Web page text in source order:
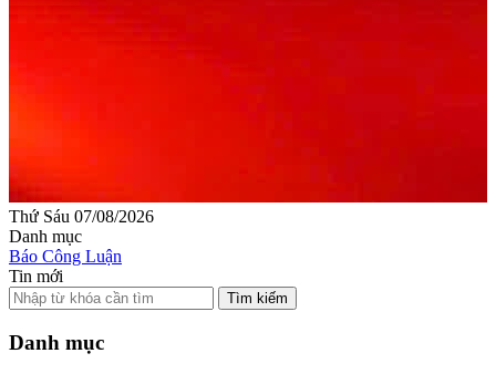
Thứ Sáu 07/08/2026
Danh mục
Báo Công Luận
Tin mới
Tìm kiếm
Danh mục